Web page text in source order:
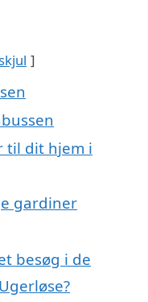
til dit hjem i
gardiner
besøg i de